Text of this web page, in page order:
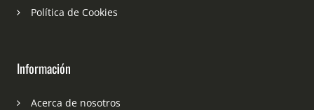
Política de Cookies
Información
Acerca de nosotros